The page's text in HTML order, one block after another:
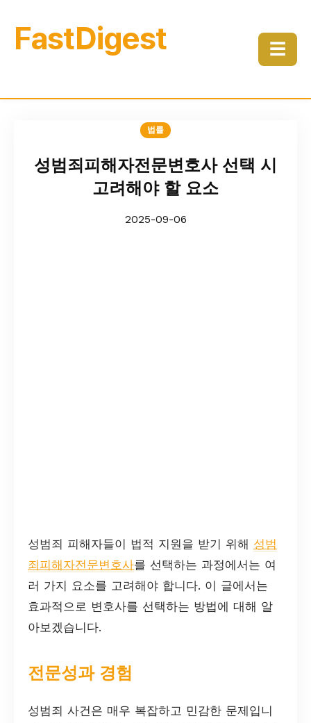
FastDigest ☰
법률
성범죄피해자전문변호사 선택 시
고려해야 할 요소
2025-09-06
성범죄 피해자들이 법적 지원을 받기 위해 성범
죄피해자전문변호사를 선택하는 과정에서는 여
러 가지 요소를 고려해야 합니다. 이 글에서는
효과적으로 변호사를 선택하는 방법에 대해 알
아보겠습니다.
전문성과 경험
성범죄 사건은 매우 복잡하고 민감한 문제입니